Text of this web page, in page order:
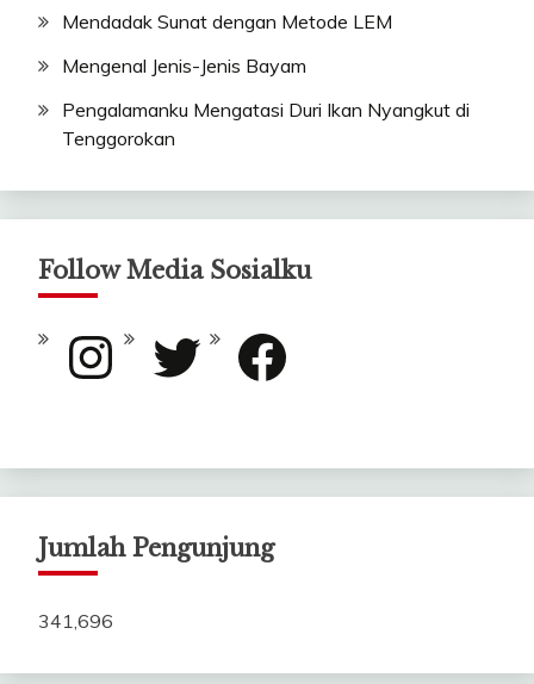
Mendadak Sunat dengan Metode LEM
Mengenal Jenis-Jenis Bayam
Pengalamanku Mengatasi Duri Ikan Nyangkut di
Tenggorokan
Follow Media Sosialku
Instagram Twitter Facebook
Jumlah Pengunjung
341,696